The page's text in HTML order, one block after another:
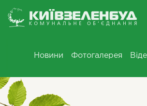
Новини Фотогалерея